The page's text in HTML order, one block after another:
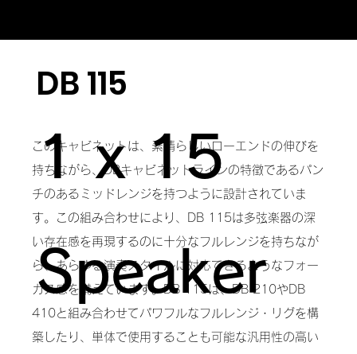
このキャビネットは、素晴らしいローエンドの伸びを
持ちながら、DBキャビネットラインの特徴であるパン
チのあるミッドレンジを持つように設計されていま
す。この組み合わせにより、DB 115は多弦楽器の深
い存在感を再現するのに十分なフルレンジを持ちなが
ら、あらゆる演奏スタイルに対応できるようなフォー
カス感を備えています。DB 115は、DB 210やDB
410と組み合わせてパワフルなフルレンジ・リグを構
築したり、単体で使用することも可能な汎用性の高い
DB 115
1 x 15
Speaker